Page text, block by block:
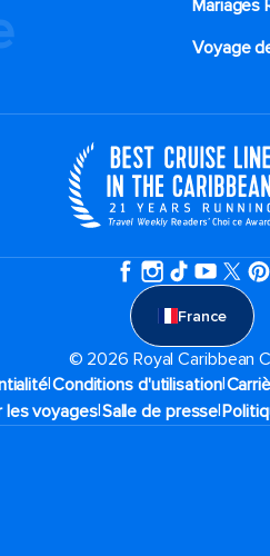
Mariages
Voyage
France
© 2026 Royal Caribbean
|Conditions d'utilisation|
les voyages|Salle de presse|